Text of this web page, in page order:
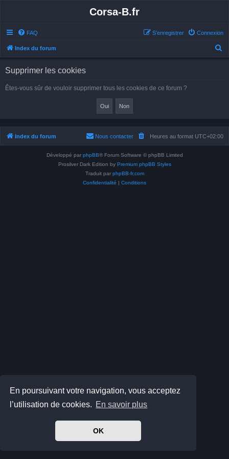
En poursuivant votre navigation, vous acceptez
l’utilisation de cookies. En savoir plus
OK
Corsa-B.fr
FAQ Connexion
S’enregistrer
Index du forum
e
Supprimer les cookies
Êtes-vous sûr de vouloir supprimer tous les cookies de ce forum ?
Index du forum Heures au format UTC+02:00
Nous contacter
Développé par phpBB® Forum Software © phpBB Limited
Prosilver Dark Edition by Premium phpBB Styles
Traduit par phpBB-fr.com
Confidentialité | Conditions